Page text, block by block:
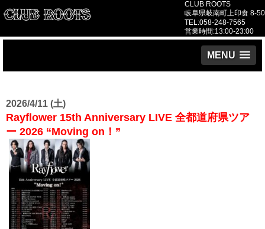
CLUB ROOTS
岐阜県岐南町上印食 8-50
TEL:058-248-7565
営業時間:13:00-23:00
MENU
2026/4/11 (土)
Rayflower 15th Anniversary LIVE 全都道府県ツア
ー 2026 “Moving on！”